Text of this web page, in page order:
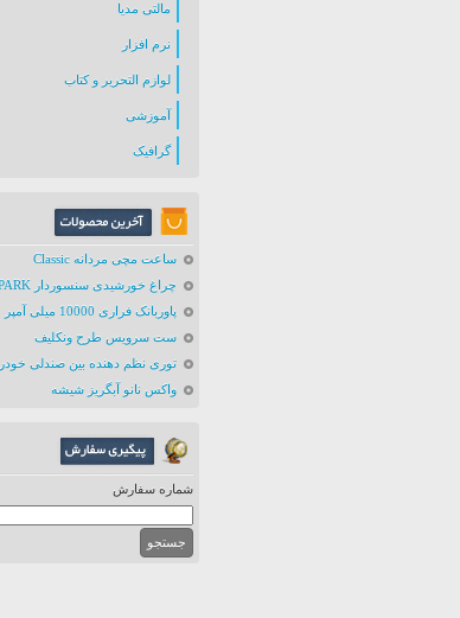
مالتی مدیا
نرم افزار
لوازم التحریر و کتاب
آموزشی
گرافیک
ساعت مچی مردانه Classic
چراغ خورشیدی سنسوردار PARK
پاوربانک فراری 10000 میلی آمپر
ست سرویس طرح ونکلیف
توری نظم دهنده بین صندلی
واکس نانو آبگریز شیشه
شماره سفارش